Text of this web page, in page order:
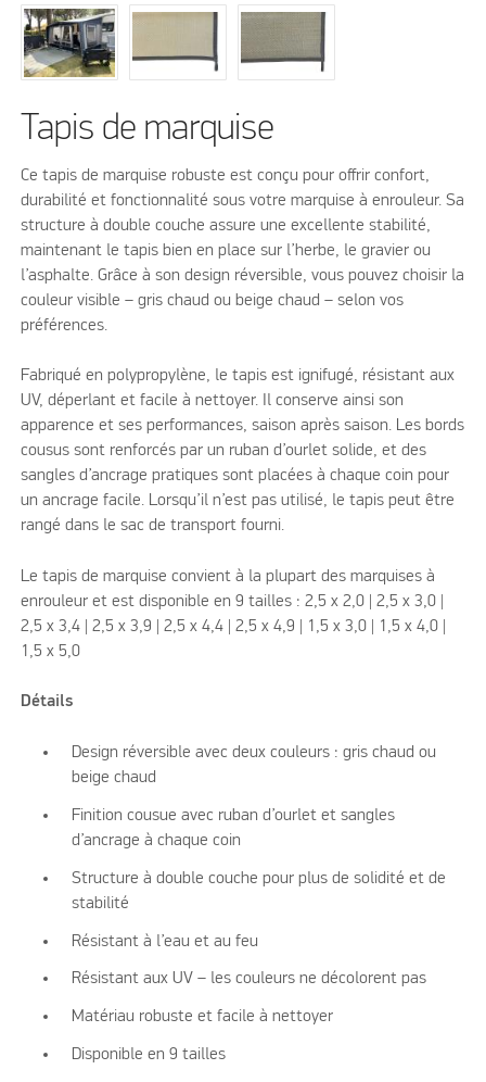
Tapis de marquise
Ce tapis de marquise robuste est conçu pour offrir confort,
durabilité et fonctionnalité sous votre marquise à enrouleur. Sa
structure à double couche assure une excellente stabilité,
maintenant le tapis bien en place sur l’herbe, le gravier ou
l’asphalte. Grâce à son design réversible, vous pouvez choisir la
couleur visible – gris chaud ou beige chaud – selon vos
préférences.
Fabriqué en polypropylène, le tapis est ignifugé, résistant aux
UV, déperlant et facile à nettoyer. Il conserve ainsi son
apparence et ses performances, saison après saison. Les bords
cousus sont renforcés par un ruban d’ourlet solide, et des
sangles d’ancrage pratiques sont placées à chaque coin pour
un ancrage facile. Lorsqu’il n’est pas utilisé, le tapis peut être
rangé dans le sac de transport fourni.
Le tapis de marquise convient à la plupart des marquises à
enrouleur et est disponible en 9 tailles : 2,5 x 2,0 | 2,5 x 3,0 |
2,5 x 3,4 | 2,5 x 3,9 | 2,5 x 4,4 | 2,5 x 4,9 | 1,5 x 3,0 | 1,5 x 4,0 |
1,5 x 5,0
Détails
Design réversible avec deux couleurs : gris chaud ou
beige chaud
Finition cousue avec ruban d’ourlet et sangles
d’ancrage à chaque coin
Structure à double couche pour plus de solidité et de
stabilité
Résistant à l’eau et au feu
Résistant aux UV – les couleurs ne décolorent pas
Matériau robuste et facile à nettoyer
Disponible en 9 tailles